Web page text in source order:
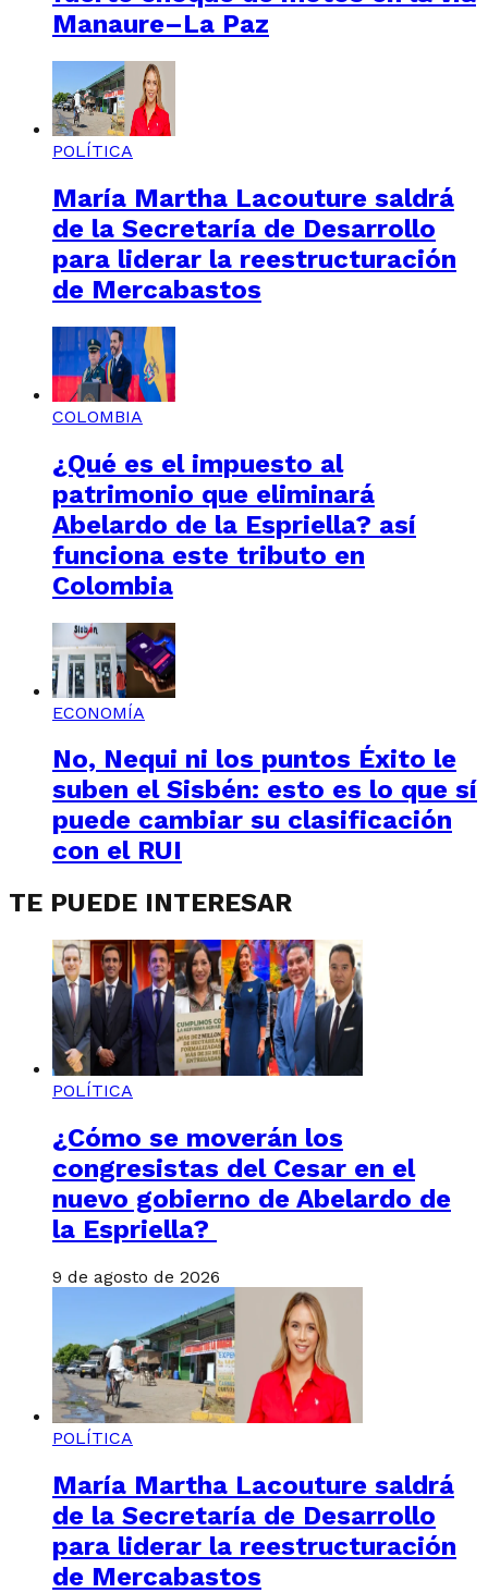
Manaure–La Paz
POLÍTICA
María Martha Lacouture saldrá
de la Secretaría de Desarrollo
para liderar la reestructuración
de Mercabastos
COLOMBIA
¿Qué es el impuesto al
patrimonio que eliminará
Abelardo de la Espriella? así
funciona este tributo en
Colombia
ECONOMÍA
No, Nequi ni los puntos Éxito le
suben el Sisbén: esto es lo que sí
puede cambiar su clasificación
con el RUI
TE PUEDE INTERESAR
POLÍTICA
¿Cómo se moverán los
congresistas del Cesar en el
nuevo gobierno de Abelardo de
la Espriella?
9 de agosto de 2026
POLÍTICA
María Martha Lacouture saldrá
de la Secretaría de Desarrollo
para liderar la reestructuración
de Mercabastos